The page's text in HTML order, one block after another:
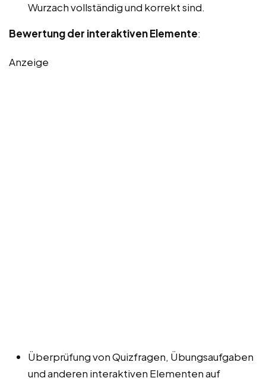
Wurzach vollständig und korrekt sind.
Bewertung der interaktiven Elemente:
Anzeige
Überprüfung von Quizfragen, Übungsaufgaben
und anderen interaktiven Elementen auf